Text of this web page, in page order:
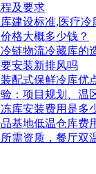
及要求
建设标准,医疗冷
格大概多少钱？
链物流冷藏库的
安装新排风吗
配式保鲜冷库优
：项目规划、温
库安装费用是多
基地低温仓库费
需资质，餐厅双